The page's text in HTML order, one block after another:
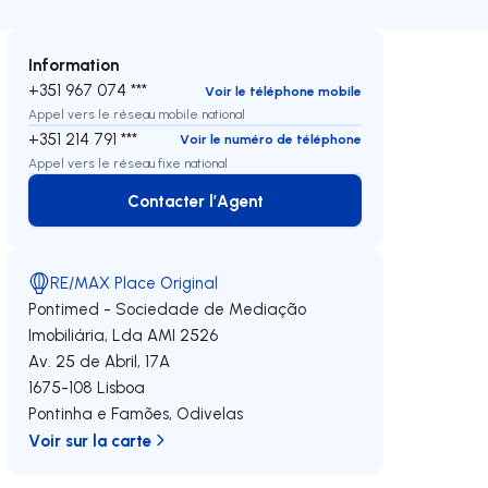
Information
+351 967 074 ***
Voir le téléphone mobile
Appel vers le réseau mobile national
+351 214 791 ***
Voir le numéro de téléphone
Appel vers le réseau fixe national
Contacter l’Agent
Contacter l’Agent
RE/MAX Place Original
Pontimed - Sociedade de Mediação
Imobiliária, Lda AMI 2526
Av. 25 de Abril, 17A
1675-108 Lisboa
Pontinha e Famões, Odivelas
Voir sur la carte